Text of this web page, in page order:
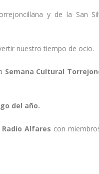
y de la San
nuestro tiempo de ocio.
Semana Cultural
del año.
Alfares con